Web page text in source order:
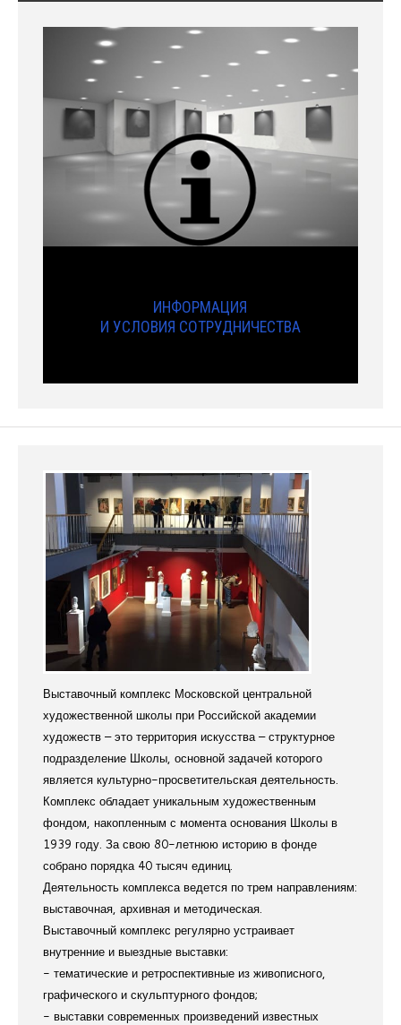
ИНФОРМАЦИЯ
И УСЛОВИЯ СОТРУДНИЧЕСТВА
Выставочный комплекс Московской центральной
художественной школы при Российской академии
художеств – это территория искусства – структурное
подразделение Школы, основной задачей которого
является культурно-просветительская деятельность.
Комплекс обладает уникальным художественным
фондом, накопленным с момента основания Школы в
1939 году. За свою 80-летнюю историю в фонде
собрано порядка 40 тысяч единиц.
Деятельность комплекса ведется по трем направлениям:
выставочная, архивная и методическая.
Выставочный комплекс регулярно устраивает
внутренние и выездные выставки:
- тематические и ретроспективные из живописного,
графического и скульптурного фондов;
- выставки современных произведений известных